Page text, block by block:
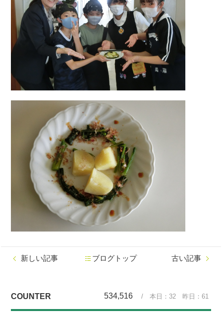
新しい記事 古い記事
ブログトップ
COUNTER 534,516 / 本日： 32昨日： 61